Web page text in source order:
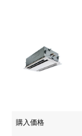
購入価格